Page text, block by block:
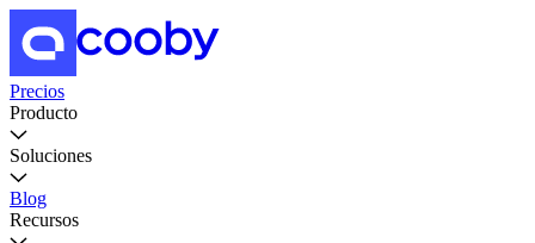
Precios
Producto
Soluciones
Blog
Recursos